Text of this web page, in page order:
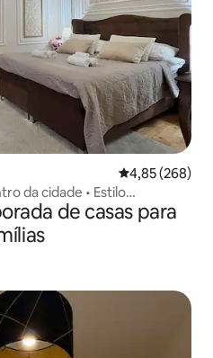
4,85 de uma
4,85 (268)
da cidade • Estilo
de casas para